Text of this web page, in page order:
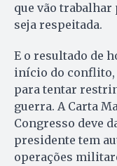
que vão
seja respeitada.
E o resultado de
início do conflito,
para tentar
guerra. A Carta
Congresso deve
presidente tem
operações